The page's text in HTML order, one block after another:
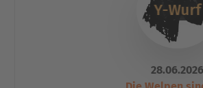
Y-Wurf
28.06.2026